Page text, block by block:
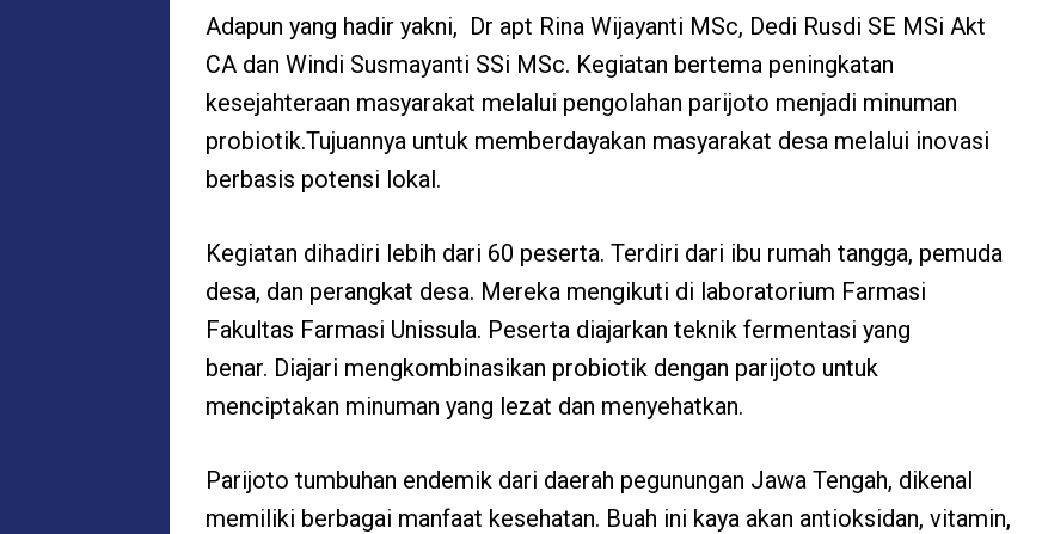
Adapun yang hadir yakni, Dr apt Rina Wijayanti MSc, Dedi Rusdi SE MSi Akt
CA dan Windi Susmayanti SSi MSc. Kegiatan bertema peningkatan
kesejahteraan masyarakat melalui pengolahan parijoto menjadi minuman
probiotik.Tujuannya untuk memberdayakan masyarakat desa melalui inovasi
berbasis potensi lokal.
Kegiatan dihadiri lebih dari 60 peserta. Terdiri dari ibu rumah tangga, pemuda
desa, dan perangkat desa. Mereka mengikuti di laboratorium Farmasi
Fakultas Farmasi Unissula. Peserta diajarkan teknik fermentasi yang
benar. Diajari mengkombinasikan probiotik dengan parijoto untuk
menciptakan minuman yang lezat dan menyehatkan.
Parijoto tumbuhan endemik dari daerah pegunungan Jawa Tengah, dikenal
memiliki berbagai manfaat kesehatan. Buah ini kaya akan antioksidan, vitamin,